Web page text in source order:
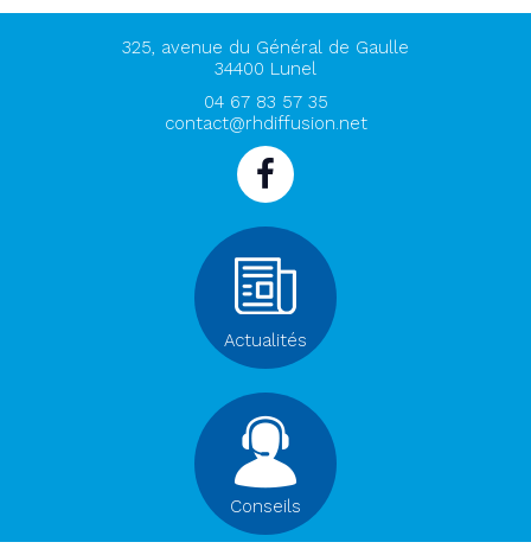
325, avenue du Général de Gaulle
34400 Lunel
04 67 83 57 35
contact@rhdiffusion.net
Actualités
Conseils